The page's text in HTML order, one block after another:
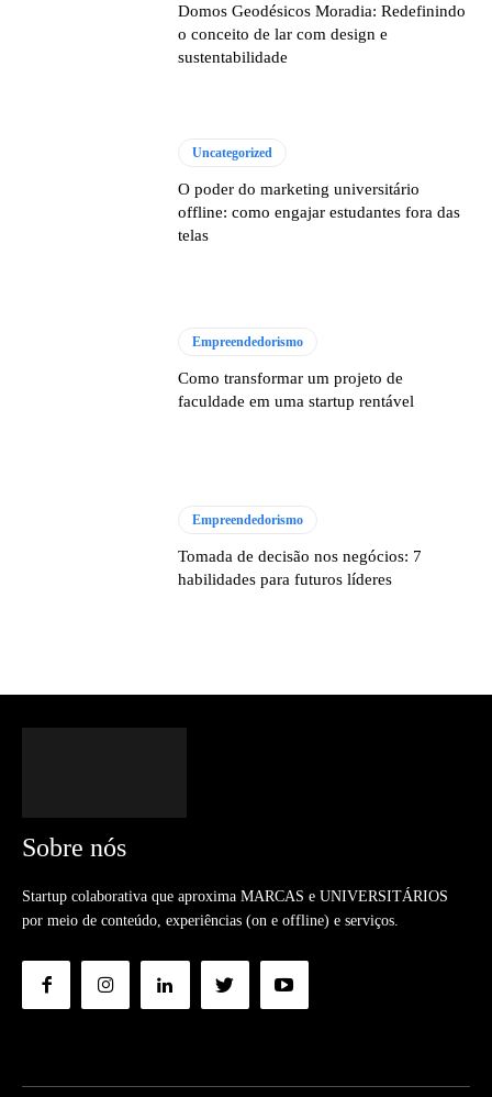
Domos Geodésicos Moradia: Redefinindo
o conceito de lar com design e
sustentabilidade
Uncategorized
O poder do marketing universitário
offline: como engajar estudantes fora das
telas
Empreendedorismo
Como transformar um projeto de
faculdade em uma startup rentável
Empreendedorismo
Tomada de decisão nos negócios: 7
habilidades para futuros líderes
Sobre nós
Startup colaborativa que aproxima MARCAS e UNIVERSITÁRIOS
por meio de conteúdo, experiências (on e offline) e serviços.